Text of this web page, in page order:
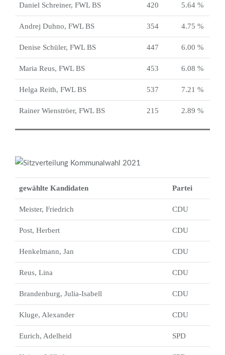
Daniel Schreiner, FWL BS 420 5.64 %
Andrej Duhno, FWL BS 354 4.75 %
Denise Schüler, FWL BS 447 6.00 %
Maria Reus, FWL BS 453 6.08 %
Helga Reith, FWL BS 537 7.21 %
Rainer Wienströer, FWL BS 215 2.89 %
gewählte Kandidaten Partei
Meister, Friedrich CDU
Post, Herbert CDU
Henkelmann, Jan CDU
Reus, Lina CDU
Brandenburg, Julia-Isabell CDU
Kluge, Alexander CDU
Eurich, Adelheid SPD